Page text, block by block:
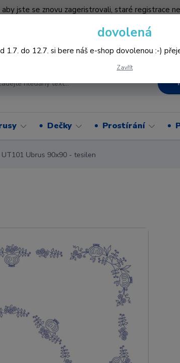
jste se znovu zageristrovali, staré registrace
Dečky Prostírání
UT101 Ubrus 90x90 - tesilen
dovolená
1.7. do 12.7. si bere náš e-shop dovolenou :-)
Zavřít